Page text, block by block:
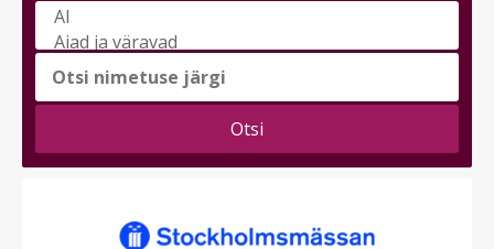
Vali
messi
teema
valida